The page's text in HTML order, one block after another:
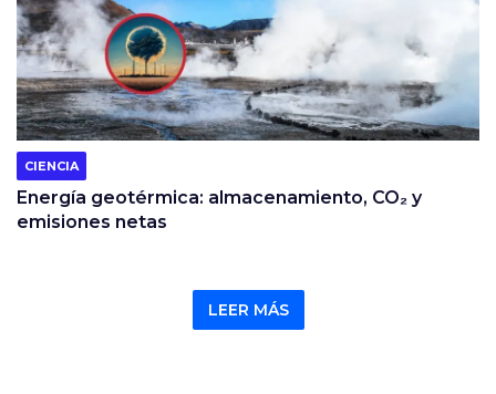
CIENCIA
Energía geotérmica: almacenamiento, CO₂ y
emisiones netas
LEER MÁS